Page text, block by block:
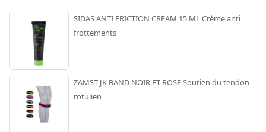
SIDAS ANTI FRICTION CREAM 15 ML Crème anti
frottements
ZAMST JK BAND NOIR ET ROSE Soutien du tendon
rotulien